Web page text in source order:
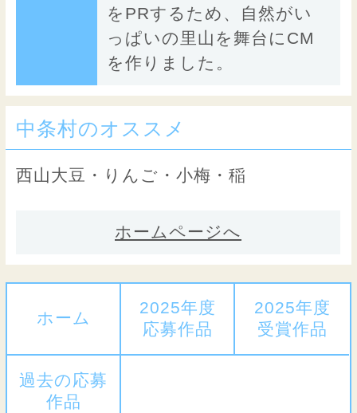
をPRするため、自然がい
っぱいの里山を舞台にCM
を作りました。
中条村のオススメ
西山大豆・りんご・小梅・稲
ホームページへ
ホーム
2025年度
応募作品
2025年度
受賞作品
過去の応募
作品